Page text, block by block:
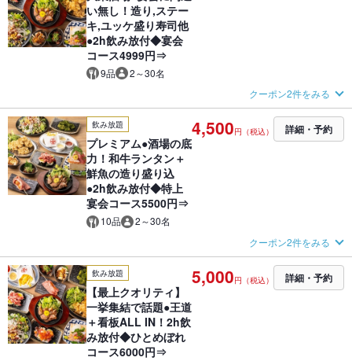
い無し！造り,ステー
キ,ユッケ盛り寿司他
●2h飲み放付◆宴会
コース4999円⇒
9品
2～30名
クーポン2件をみる
飲み放題
プレミアム●酒場の底
力！和牛ランタン＋
鮮魚の造り盛り込
●2h飲み放付◆特上
宴会コース5500円⇒
10品 2～30名
4,500円（税込） 詳細・予約
クーポン2件をみる
飲み放題
【最上クオリティ】
一挙集結で話題●王道
＋看板ALL IN！2h飲
み放付◆ひとめぼれ
コース6000円⇒
5,000円（税込） 詳細・予約